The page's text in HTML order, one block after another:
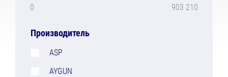
0 903 210
Производитель
ASP
AYGUN